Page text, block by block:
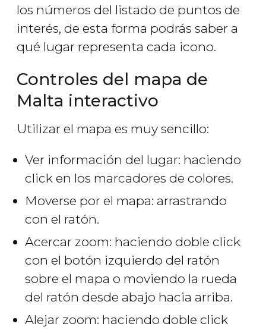
los números del listado de puntos de
interés, de esta forma podrás saber a
qué lugar representa cada icono.
Controles del mapa de
Malta interactivo
Utilizar el mapa es muy sencillo:
Ver información del lugar: haciendo
click en los marcadores de colores.
Moverse por el mapa: arrastrando
con el ratón.
Acercar zoom: haciendo doble click
con el botón izquierdo del ratón
sobre el mapa o moviendo la rueda
del ratón desde abajo hacia arriba.
Alejar zoom: haciendo doble click